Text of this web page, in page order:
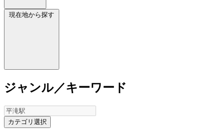
現在地から探す
ジャンル／キーワード
カテゴリ選択